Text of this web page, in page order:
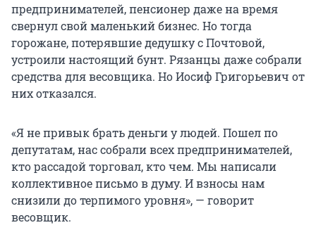
предпринимателей, пенсионер даже на время
свернул свой маленький бизнес. Но тогда
горожане, потерявшие дедушку с Почтовой,
устроили настоящий бунт. Рязанцы даже собрали
средства для весовщика. Но Иосиф Григорьевич от
них отказался.
«Я не привык брать деньги у людей. Пошел по
депутатам, нас собрали всех предпринимателей,
кто рассадой торговал, кто чем. Мы написали
коллективное письмо в думу. И взносы нам
снизили до терпимого уровня», — говорит
весовщик.